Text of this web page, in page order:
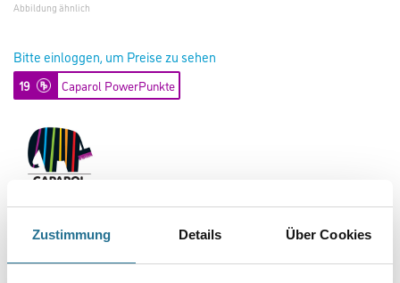
Zustimmung Details Über Cookies
Abbildung ähnlich
Bitte einloggen, um Preise zu sehen
19 Caparol PowerPunkte
Capamix ColorExpress Tönpaste 58+ 1,0 lt Oxidrot (Alk)